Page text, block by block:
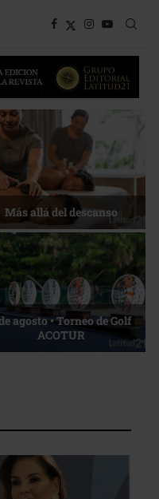
Energía que Impulsa la
competitividad
La esencia del servicio